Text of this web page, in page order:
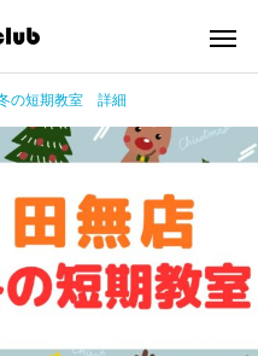
未分類
の短期教室 詳細